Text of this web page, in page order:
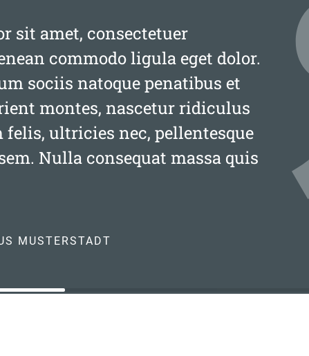
sit amet, consectetuer
commodo ligula eget dolor.
sociis natoque penatibus et
montes, nascetur ridiculus
felis, ultricies nec, pellentesque
Nulla consequat massa quis
MUSTERSTADT